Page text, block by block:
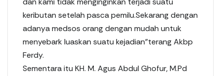
keributan setelah pasca pemilu.Sekarang dengan
adanya medsos orang dengan mudah untuk
menyebark luaskan suatu kejadian”terang Akbp
Ferdy.
Sementara itu KH. M. Agus Abdul Ghofur, M.Pd